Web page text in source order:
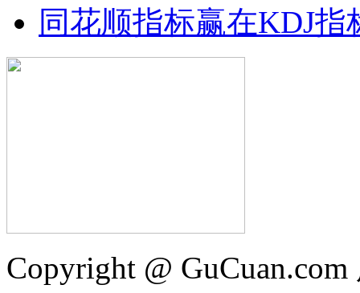
同花顺指标赢在KDJ指
Copyright @